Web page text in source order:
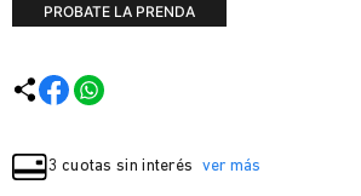
PROBATE LA PRENDA
3 cuotas sin interés ver más